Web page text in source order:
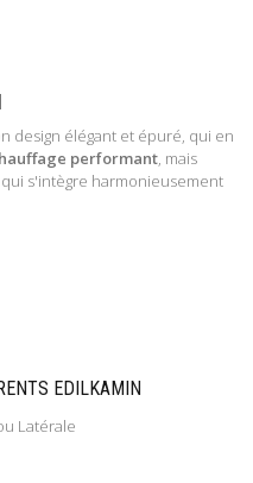
design élégant et épuré, qui en
performant, mais
qui s'intègre harmonieusement
EDILKAMIN
Latérale